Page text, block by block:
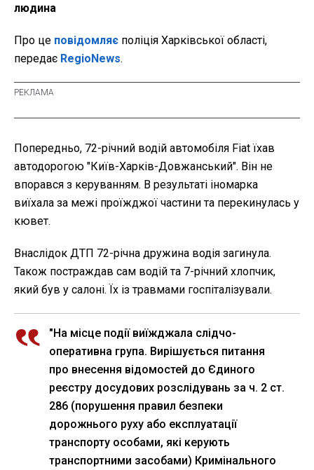
людина
Про це повідомляє поліція Харківської області,
передає RegioNews.
Попередньо, 72-річний водій автомобіля Fiat їхав
автодорогою "Київ-Харків-Довжанський". Він не
впорався з керуванням. В результаті іномарка
виїхала за межі проїжджої частини та перекинулась у
кювет.
Внаслідок ДТП 72-річна дружина водія загинула.
Також постраждав сам водій та 7-річний хлопчик,
який був у салоні. Їх із травмами госпіталізували.
"На місце події виїжджала слідчо-
оперативна група. Вирішується питання
про внесення відомостей до Єдиного
реєстру досудових розслідувань за ч. 2 ст.
286 (порушення правил безпеки
дорожнього руху або експлуатації
транспорту особами, які керують
транспортними засобами) Кримінального